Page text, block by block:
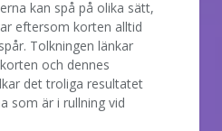
kan spå på olika sätt,
eftersom korten alltid
Tolkningen länkar
och dennes
det troliga resultatet
som är i rullning vid